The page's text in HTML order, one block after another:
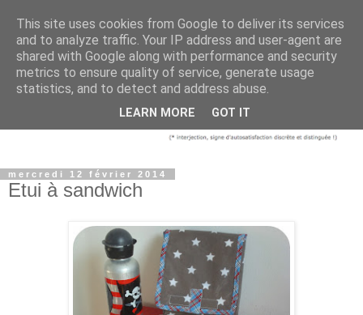
mercredi 12 février 2014
Etui à sandwich
This site uses cookies from Google to deliver its services
and to analyze traffic. Your IP address and user-agent are
shared with Google along with performance and security
metrics to ensure quality of service, generate usage
statistics, and to detect and address abuse.
LEARN MORE GOT IT